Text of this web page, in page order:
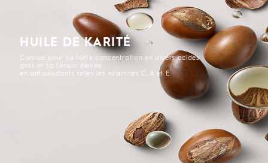
HUILE DE KARITÉ
Connue pour sa forte concentration en divers acides
gras et sa teneur élevée
en antioxydants telles les vitamines C, A et E.